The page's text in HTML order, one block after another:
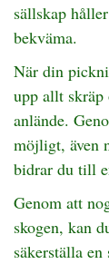
sällskap
bekväma.
När din
upp allt skräp
anlände.
möjligt, även
bidrar du till
Genom att
skogen, kan
säkerställa